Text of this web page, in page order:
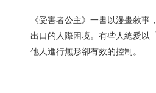
《受害者公主》一書以漫畫敘事
出口的人際困境。有些人總愛以
他人進行無形卻有效的控制。